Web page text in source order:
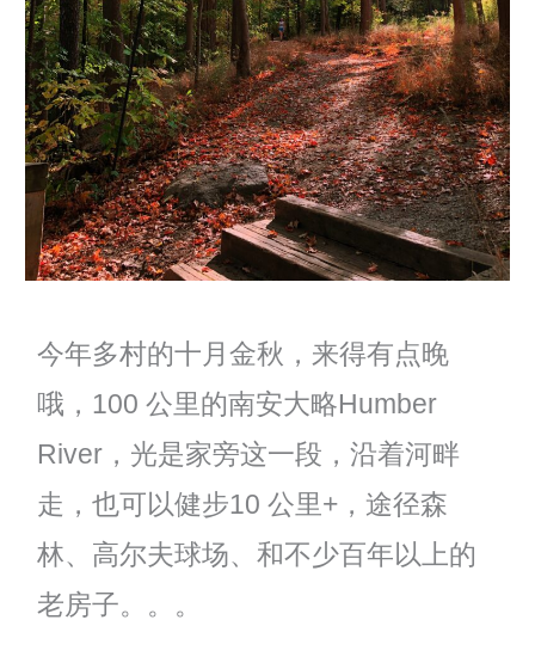
今年多村的十月金秋，来得有点晚
哦，100 公里的南安大略Humber
River，光是家旁这一段，沿着河畔
走，也可以健步10 公里+，途径森
林、高尔夫球场、和不少百年以上的
老房子。。。